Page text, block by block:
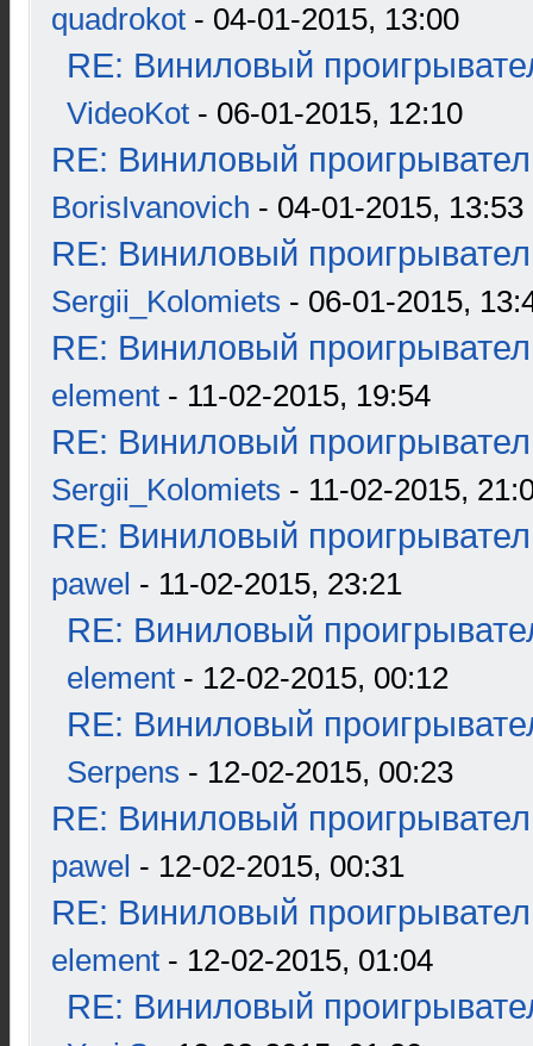
quadrokot - 04-01-2015, 13:00
RE: Виниловый
VideoKot - 06-01-2015, 12:10
RE: Виниловый
BorisIvanovich - 04-01-2015, 13:53
RE: Виниловый
Sergii_Kolomiets - 06-01-2015,
RE: Виниловый
element - 11-02-2015, 19:54
RE: Виниловый
Sergii_Kolomiets - 11-02-2015,
RE: Виниловый
pawel - 11-02-2015, 23:21
RE: Виниловый
element - 12-02-2015, 00:12
RE: Виниловый
Serpens - 12-02-2015, 00:23
RE: Виниловый
pawel - 12-02-2015, 00:31
RE: Виниловый
element - 12-02-2015, 01:04
RE: Виниловый